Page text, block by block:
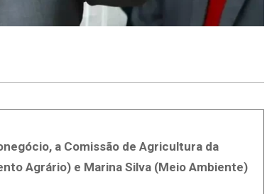
a Comissão de Agricultura da
Agrário) e Marina Silva (Meio Ambiente)